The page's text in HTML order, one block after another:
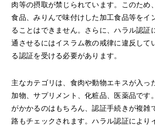
肉等の摂取が禁じられています。このため
食品、みりんで味付けした加工食品等をイ
ることはできません。さらに、ハラル認証
通させるにはイスラム教の戒律に違反して
る認証を受ける必要があります。
主なカテゴリは、食肉や動物エキスが入っ
加物、サプリメント、化粧品、医薬品です
がかかるのはもちろん、認証手続きが複雑
路もチェックされます。ハラル認証により